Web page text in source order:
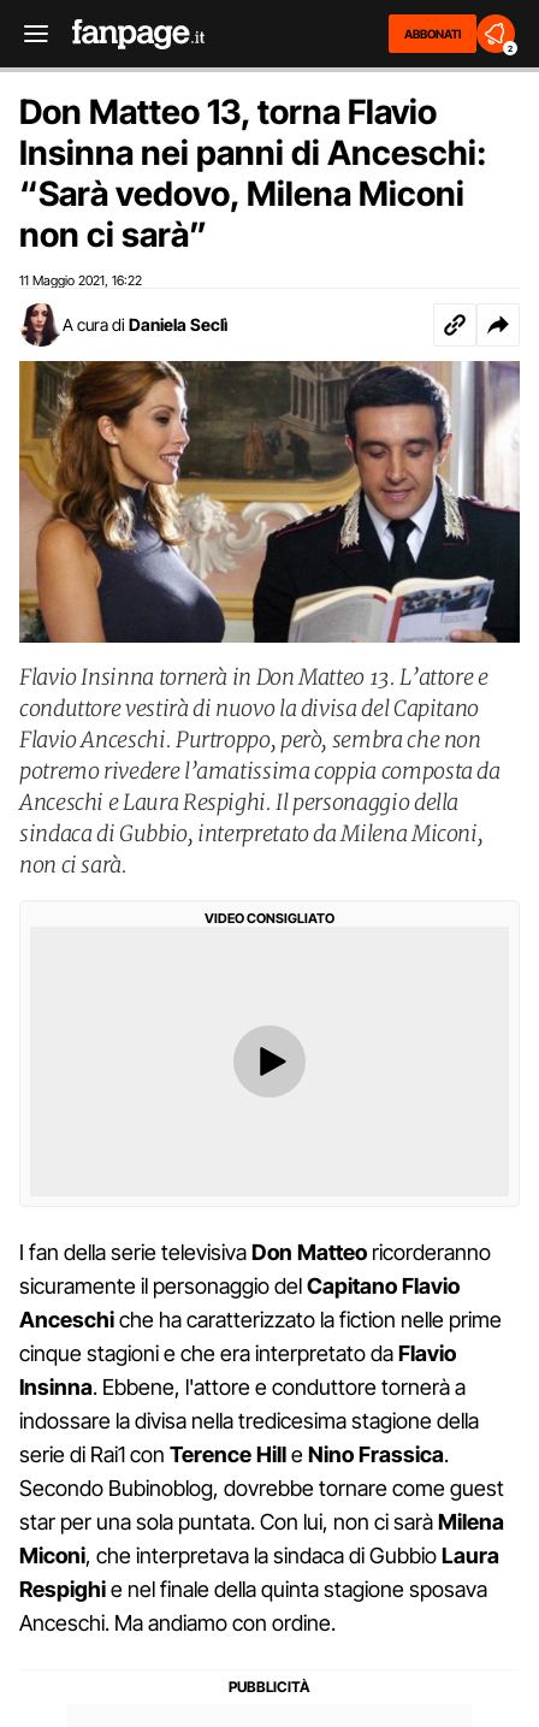
ABBONATI
2
Don Matteo 13, torna Flavio
Insinna nei panni di Anceschi:
“Sarà vedovo, Milena Miconi
non ci sarà”
11 Maggio 2021 16:22
A cura di Daniela Seclì
Flavio Insinna tornerà in Don Matteo 13. L’attore e
conduttore vestirà di nuovo la divisa del Capitano
Flavio Anceschi. Purtroppo, però, sembra che non
potremo rivedere l’amatissima coppia composta da
Anceschi e Laura Respighi. Il personaggio della
sindaca di Gubbio, interpretato da Milena Miconi,
non ci sarà.
VIDEO CONSIGLIATO
I fan della serie televisivaDon Matteo ricorderanno
sicuramente il personaggio delCapitano Flavio
Anceschiche ha caratterizzato la fiction nelle prime
cinque stagioni e che era interpretato daFlavio
Insinna. Ebbene, l'attore e conduttore tornerà a
indossare la divisa nella tredicesima stagione della
serie di Rai1 con Terence HilleNino Frassica.
Secondo Bubinoblog, dovrebbe tornare come guest
star per una sola puntata. Con lui, non ci saràMilena
Miconi, che interpretava la sindaca di GubbioLaura
Respighie nel finale della quinta stagione sposava
Anceschi. Ma andiamo con ordine.